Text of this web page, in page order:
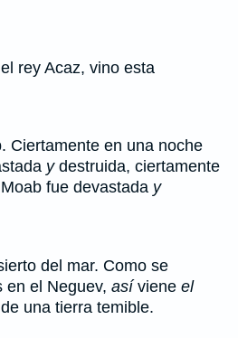
rey Acaz, vino esta
Ciertamente en una noche
ydestruida, ciertamente
fue devastada y
del mar. Como se
en el Neguev, asíviene el
una tierra temible.